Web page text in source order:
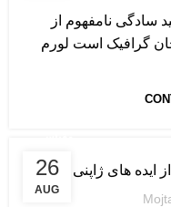
سادگی نامفهوم از
گرافیک است لورم
26
AUG
ایده های ژاپنی